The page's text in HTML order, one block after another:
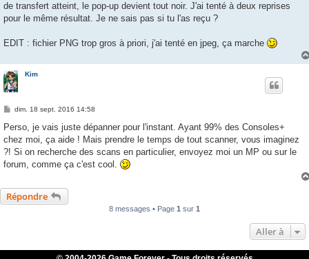
de transfert atteint, le pop-up devient tout noir. J'ai tenté à deux reprises
pour le même résultat. Je ne sais pas si tu l'as reçu ?
EDIT : fichier PNG trop gros à priori, j'ai tenté en jpeg, ça marche
Kim
M
s
a
g
dim. 18 sept. 2016 14:58
Perso, je vais juste dépanner pour l'instant. Ayant 99% des Consoles+
chez moi, ça aide ! Mais prendre le temps de tout scanner, vous imaginez
?! Si on recherche des scans en particulier, envoyez moi un MP ou sur le
forum, comme ça c'est cool.
Répondre
8 messages • Page 1 sur 1
Aller à